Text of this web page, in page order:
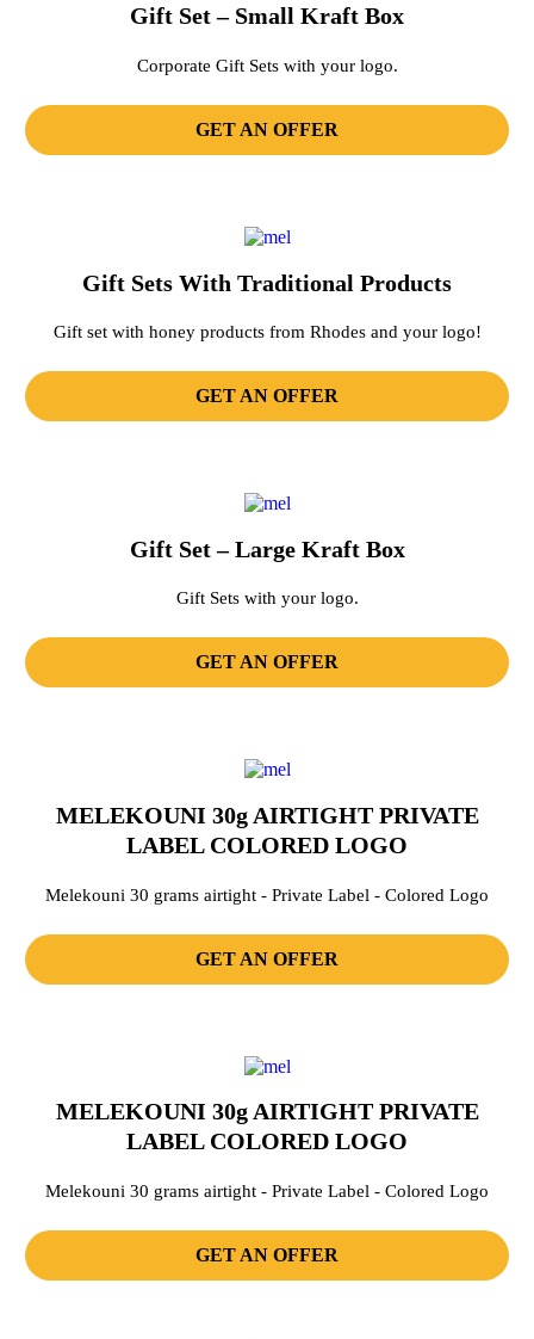
Gift Set – Small Kraft Box
Corporate Gift Sets with your logo.
GET AN OFFER
Gift Sets With Traditional Products
Gift set with honey products from Rhodes and your logo!
GET AN OFFER
Gift Set – Large Kraft Box
Gift Sets with your logo.
GET AN OFFER
MELEKOUNI 30g AIRTIGHT PRIVATE
LABEL COLORED LOGO
Melekouni 30 grams airtight - Private Label - Colored Logo
GET AN OFFER
MELEKOUNI 30g AIRTIGHT PRIVATE
LABEL COLORED LOGO
Melekouni 30 grams airtight - Private Label - Colored Logo
GET AN OFFER